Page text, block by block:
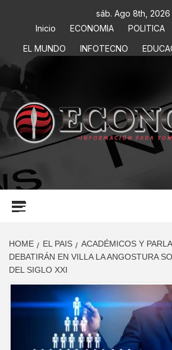
sáb. Ago 8th, 2026
Inicio
ECONOMIA POLITICA
EL MUNDO
INFOTECNO
INFORMACIÓN PARA TOMAR
HOME EL PAIS
ACADÉMICOS Y
DEBATIRÁN EN VILLA LA ANGOSTURA
DEL SIGLO XXI